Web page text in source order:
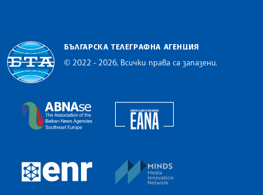
БЪЛГАРСКА ТЕЛЕГРАФНА АГЕНЦИЯ
© 2022 - 2026, Всички права са запазени.
The Assocoation of the Balkan News Agencies
European Newsroom